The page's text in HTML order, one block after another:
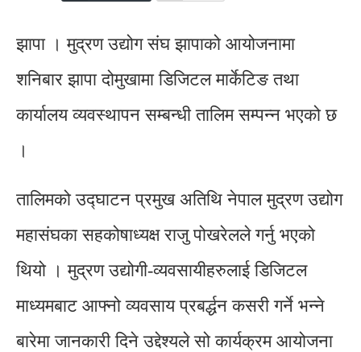
झापा । मुद्रण उद्योग संघ झापाको आयोजनामा
शनिबार झापा दोमुखामा डिजिटल मार्केटिङ तथा
कार्यालय व्यवस्थापन सम्बन्धी तालिम सम्पन्न भएको छ
।
तालिमको उद्घाटन प्रमुख अतिथि नेपाल मुद्रण उद्योग
महासंघका सहकोषाध्यक्ष राजु पोखरेलले गर्नु भएको
थियो । मुद्रण उद्योगी-व्यवसायीहरुलाई डिजिटल
माध्यमबाट आफ्नो व्यवसाय प्रबर्द्धन कसरी गर्ने भन्ने
बारेमा जानकारी दिने उद्देश्यले सो कार्यक्रम आयोजना